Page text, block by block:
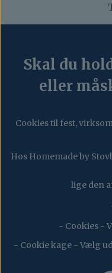
Skal du
eller
Cookies til fest,
Hos Homemade by
lige den
- Cookies -
- Cookie kage - Vælg